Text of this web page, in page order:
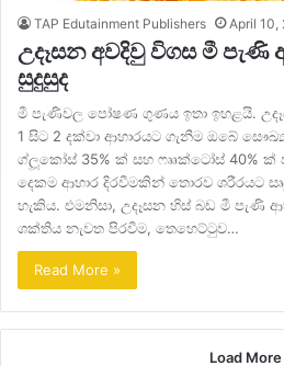
TAP Edutainment Publishers April 10,
උදෑසන අවදිවු විගස මී පැණි
සුදුසුද
මී පැණිවල පෝෂණ ගුණය ඉතා ඉහළයි.
1 සිට 2 දක්වා ආහාරයට ගැනීම ඔබේ
ග්ලූකෝස් 35% ක් සහ ෆෲක්ටෝස් 40% ක්
දෙකම ආහාර දිරවීමකින් තොරව ශරීරයට
හැකිය. එමනිසා, උදෑසන හිස් බඩ මී පැණි
ශක්තිය නැවත පිරවීම, තෙහෙට්ටුව…
Read More »
Load More